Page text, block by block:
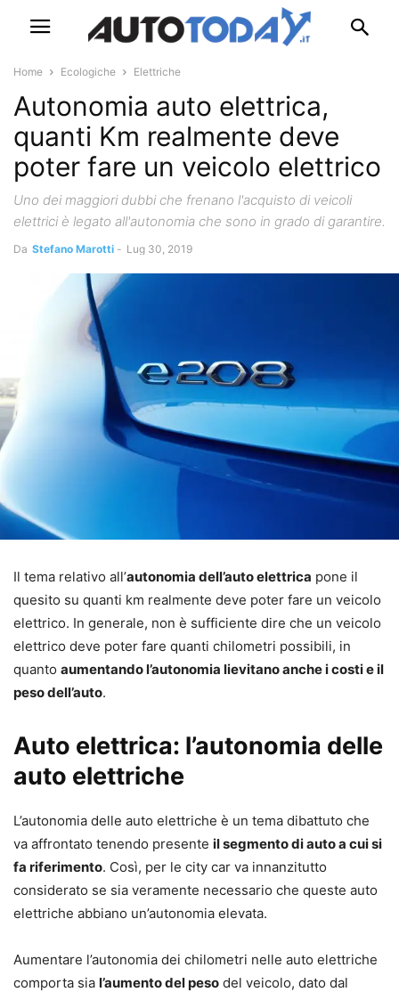
Home Ecologiche Elettriche
Autonomia auto elettrica,
quanti Km realmente deve
poter fare un veicolo elettrico
Uno dei maggiori dubbi che frenano l'acquisto di veicoli
elettrici è legato all'autonomia che sono in grado di garantire.
Da Stefano Marotti - Lug 30, 2019
Il tema relativo all’autonomia dell’auto elettrica pone il
quesito su quanti km realmente deve poter fare un veicolo
elettrico. In generale, non è sufficiente dire che un veicolo
elettrico deve poter fare quanti chilometri possibili, in
quanto aumentando l’autonomia lievitano anche i costi e il
peso dell’auto.
Auto elettrica: l’autonomia delle
auto elettriche
L’autonomia delle auto elettriche è un tema dibattuto che
va affrontato tenendo presente il segmento di auto a cui si
fa riferimento. Così, per le city car va innanzitutto
considerato se sia veramente necessario che queste auto
elettriche abbiano un’autonomia elevata.
Aumentare l’autonomia dei chilometri nelle auto elettriche
comporta sia l’aumento del peso del veicolo, dato dal